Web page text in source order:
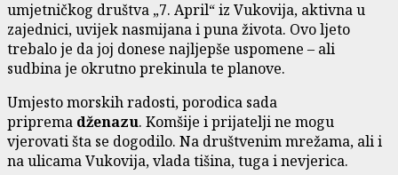
umjetničkog društva „7. April“ iz Vukovija, aktivna u
zajednici, uvijek nasmijana i puna života. Ovo ljeto
trebalo je da joj donese najljepše uspomene – ali
sudbina je okrutno prekinula te planove.
Umjesto morskih radosti, porodica sada
priprema dženazu. Komšije i prijatelji ne mogu
vjerovati šta se dogodilo. Na društvenim mrežama, ali i
na ulicama Vukovija, vlada tišina, tuga i nevjerica.